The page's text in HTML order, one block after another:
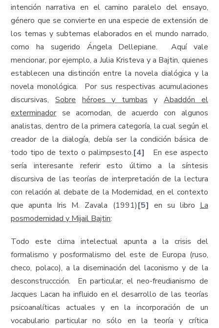
intención narrativa en el camino paralelo del ensayo,
género que se convierte en una especie de extensión de
los temas y subtemas elaborados en el mundo narrado,
como ha sugerido Ángela Dellepiane. Aquí vale
mencionar, por ejemplo, a Julia Kristeva y a Bajtin, quienes
establecen una distinción entre la novela dialógica y la
novela monológica. Por sus respectivas acumulaciones
discursivas, Sobre héroes y tumbas yAbaddón el
exterminador se acomodan, de acuerdo con algunos
analistas, dentro de la primera categoría, la cual según el
creador de la dialogía, debía ser la condición básica de
todo tipo de texto o palimpsesto.[4] En ese aspecto
sería interesante referir esto último a la síntesis
discursiva de las teorías de interpretación de la lectura
con relación al debate de la Modernidad, en el contexto
que apunta Iris M. Zavala (1991)[5] en su libro La
posmodernidad y Mijail Bajtin:
Todo este clima intelectual apunta a la crisis del
formalismo y posformalismo del este de Europa (ruso,
checo, polaco), a la diseminación del laconismo y de la
desconstruccción. En particular, el neo-freudianismo de
Jacques Lacan ha influido en el desarrollo de las teorías
psicoanalíticas actuales y en la incorporación de un
vocabulario particular no sólo en la teoría y crítica